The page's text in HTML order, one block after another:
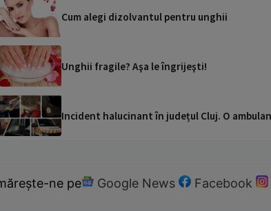
Cum alegi dizolvantul pentru unghii
Unghii fragile? Aşa le îngrijeşti!
Incident halucinant în județul Cluj. O
ne pe Google News Facebook